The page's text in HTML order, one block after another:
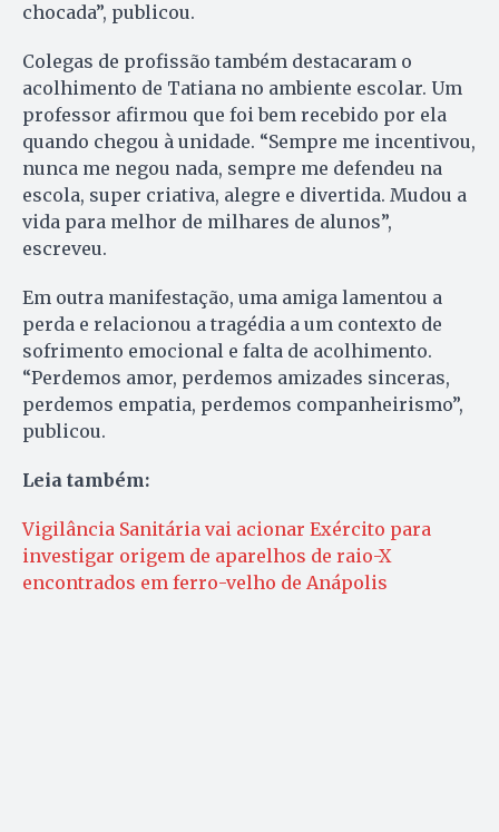
chocada”, publicou.
Colegas de profissão também destacaram o
acolhimento de Tatiana no ambiente escolar. Um
professor afirmou que foi bem recebido por ela
quando chegou à unidade. “Sempre me incentivou,
nunca me negou nada, sempre me defendeu na
escola, super criativa, alegre e divertida. Mudou a
vida para melhor de milhares de alunos”,
escreveu.
Em outra manifestação, uma amiga lamentou a
perda e relacionou a tragédia a um contexto de
sofrimento emocional e falta de acolhimento.
“Perdemos amor, perdemos amizades sinceras,
perdemos empatia, perdemos companheirismo”,
publicou.
Leia também:
Vigilância Sanitária vai acionar Exército para
investigar origem de aparelhos de raio-X
encontrados em ferro-velho de Anápolis